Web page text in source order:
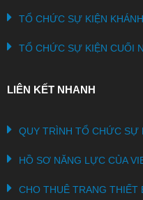
TỔ CHỨC SỰ KIỆN
TỔ CHỨC SỰ KIỆN CUỐI
LIÊN KẾT NHANH
QUY TRÌNH TỔ CHỨC SỰ
HỒ SƠ NĂNG LỰC CỦA
CHO THUÊ TRANG THIẾT